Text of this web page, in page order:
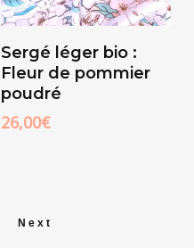
Ajouter Au
Panier
Sergé léger bio :
Fleur de pommier
poudré
26,00€
Next